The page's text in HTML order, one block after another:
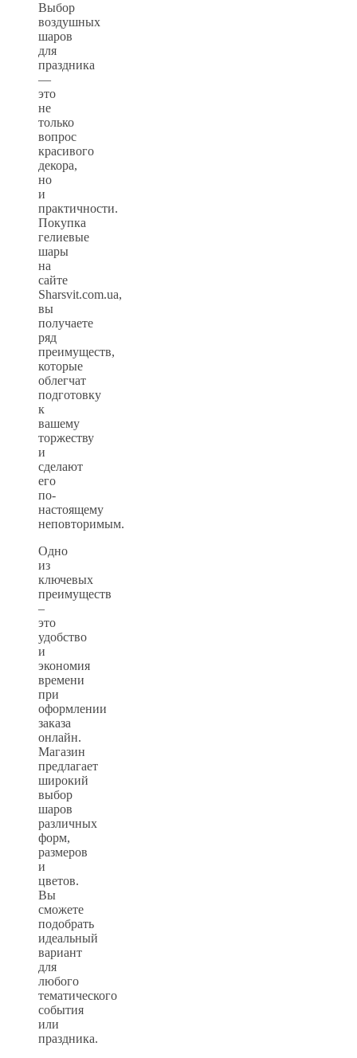
Выбор
воздушных
шаров
для
праздника
—
это
не
только
вопрос
красивого
декора,
но
и
практичности.
Покупка
гелиевые
шары
на
сайте
Sharsvit.com.ua,
вы
получаете
ряд
преимуществ,
которые
облегчат
подготовку
к
вашему
торжеству
и
сделают
его
по-
настоящему
неповторимым.
Одно
из
ключевых
преимуществ
–
это
удобство
и
экономия
времени
при
оформлении
заказа
онлайн.
Магазин
предлагает
широкий
выбор
шаров
различных
форм,
размеров
и
цветов.
Вы
сможете
подобрать
идеальный
вариант
для
любого
тематического
события
или
праздника.